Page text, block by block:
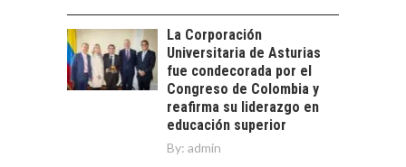
estratégica de los
recursos humanos en
las empresas…
FINANCIAMIENTO
PARA PYMES EN
CHILE:
ALTERNATIVAS MÁS
ALLÁ DEL CRÉDITO
BANCARIO
La Corporación
Universitaria de Asturias
fue condecorada por el
Congreso de Colombia y
reafirma su liderazgo en
educación superior
By: admin